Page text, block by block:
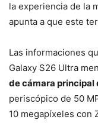
la experiencia de la
apunta a que este
Las informaciones
Galaxy S26 Ultra
de cámara principal
periscópico de 50
10 megapíxeles con